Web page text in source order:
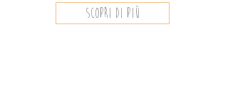
scopri di più